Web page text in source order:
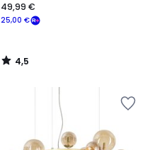
25,00 €
49,99 €
4,5
/